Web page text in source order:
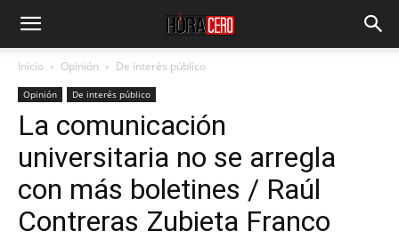
Inicio Opinión De interés público
Opinión De interés público
La comunicación
universitaria no se arregla
con más boletines / Raúl
Contreras Zubieta Franco